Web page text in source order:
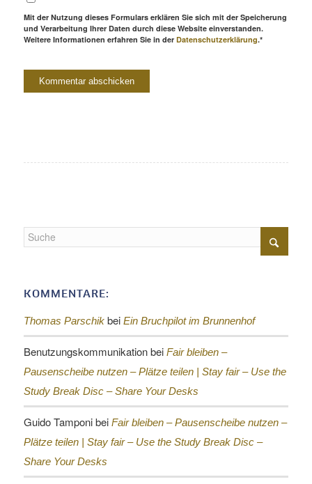
Mit der Nutzung dieses Formulars erklären Sie sich mit der Speicherung
und Verarbeitung Ihrer Daten durch diese Website einverstanden.
Weitere Informationen erfahren Sie in der Datenschutzerklärung.*
KOMMENTARE:
Thomas Parschikbei Ein Bruchpilot im Brunnenhof
Benutzungskommunikationbei Fair bleiben –
Pausenscheibe nutzen – Plätze teilen | Stay fair – Use the
Study Break Disc – Share Your Desks
Guido Tamponibei Fair bleiben – Pausenscheibe nutzen –
Plätze teilen | Stay fair – Use the Study Break Disc –
Share Your Desks